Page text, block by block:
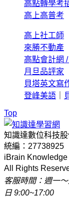
高點轉學考
高上高普考
高上社工師
來勝不動產
高點會計網
月旦品評家
貝塔英文寫
登峰美語
Top
知識達數位科技
統編：27738925
iBrain Knowledge
All Rights
客服時間：週一
日 9:00~17:00